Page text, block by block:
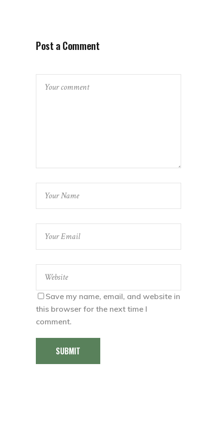
Post a Comment
Save my name, email, and website in
this browser for the next time I
comment.
SUBMIT